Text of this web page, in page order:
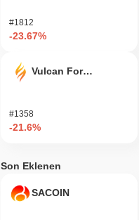
#1812
-23.67%
Vulcan Forged
#1358
-21.6%
Son Eklenen
SACOIN